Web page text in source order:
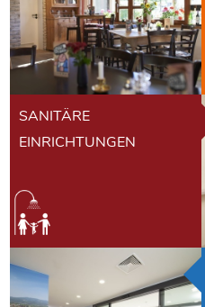
SANITÄRE
EINRICHTUNGEN